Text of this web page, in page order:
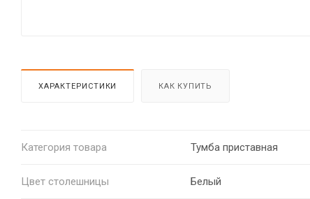
ХАРАКТЕРИСТИКИ КАК КУПИТЬ
Категория товара Тумба приставная
Цвет столешницы Белый